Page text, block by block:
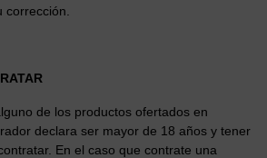
de los productos ofertados en
declara ser mayor de 18 años y tener
En el caso que contrate una